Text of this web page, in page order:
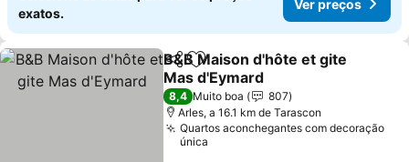
exatos.
Ver preços
PartilharAdicionar aos favoritos
B&B Maison d'hôte et gite
Mas d'Eymard
8,4 Muito boa
807
Arles, a 16.1 km de Tarascon
Quartos aconchegantes com decoração
única